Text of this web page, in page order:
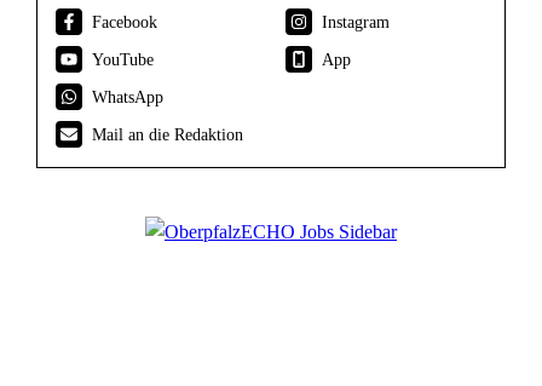
Facebook
Instagram
YouTube
App
WhatsApp
Mail an die Redaktion